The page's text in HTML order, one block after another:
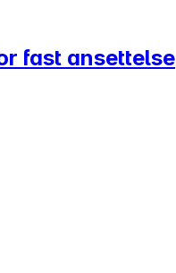
fast ansettelse